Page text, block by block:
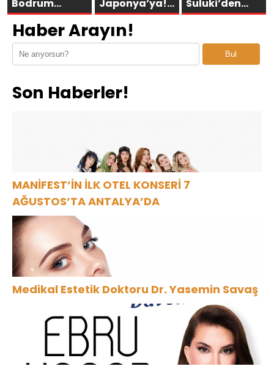
Bodrum
Asarlık’ta Gün
Batımının En
Şık Adresi
Oldu
Japonya’ya!
Bremen’in
“ÇITLAT”ı 30’a
Suluki’den
Yeni Tekli:
Sorular”
Haber Arayın!
Bul
Son Haberler!
MANİFEST’İN İLK OTEL KONSERİ 7
AĞUSTOS’TA ANTALYA’DA
Medikal Estetik Doktoru Dr. Yasemin Savaş